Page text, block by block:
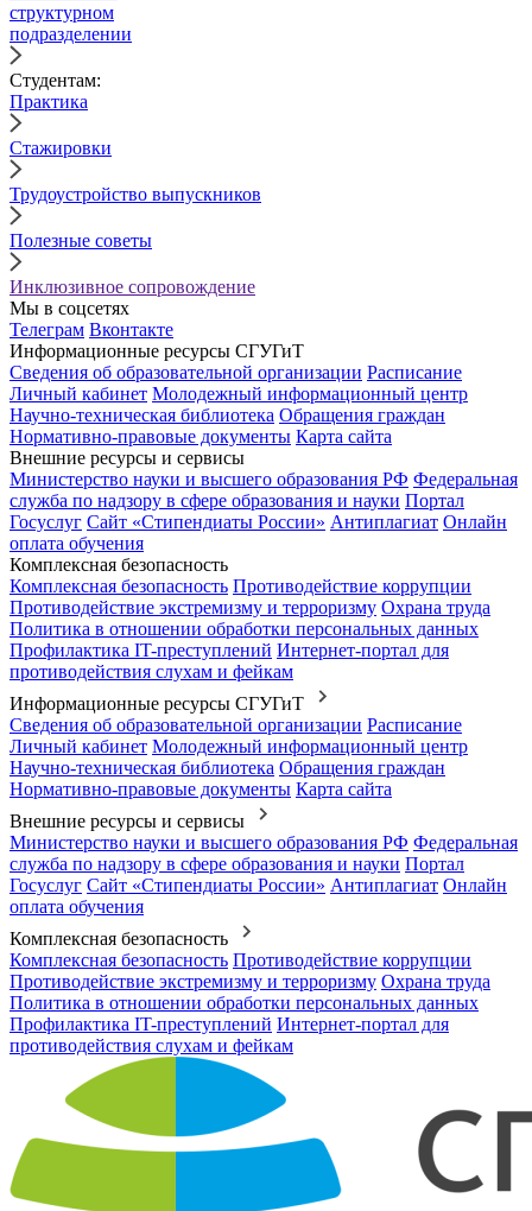
структурном
подразделении
Студентам:
Практика
Стажировки
Трудоустройство выпускников
Полезные советы
Инклюзивное сопровождение
Мы в соцсетях
Телеграм Вконтакте
Информационные ресурсы СГУГиТ
Сведения об образовательной организации Расписание
Личный кабинет Молодежный информационный центр
Научно-техническая библиотека Обращения граждан
Нормативно-правовые документы Карта сайта
Внешние ресурсы и сервисы
Министерство науки и высшего образования РФ Федеральная
служба по надзору в сфере образования и науки Портал
Госуслуг Сайт «Стипендиаты России» Антиплагиат Онлайн
оплата обучения
Комплексная безопасность
Комплексная безопасность Противодействие коррупции
Противодействие экстремизму и терроризму Охрана труда
Политика в отношении обработки персональных данных
Профилактика IT-преступлений Интернет-портал для
противодействия слухам и фейкам
Информационные ресурсы СГУГиТ
Сведения об образовательной организации Расписание
Личный кабинет Молодежный информационный центр
Научно-техническая библиотека Обращения граждан
Нормативно-правовые документы Карта сайта
Внешние ресурсы и сервисы
Министерство науки и высшего образования РФ Федеральная
служба по надзору в сфере образования и науки Портал
Госуслуг Сайт «Стипендиаты России» Антиплагиат Онлайн
оплата обучения
Комплексная безопасность
Комплексная безопасность Противодействие коррупции
Противодействие экстремизму и терроризму Охрана труда
Политика в отношении обработки персональных данных
Профилактика IT-преступлений Интернет-портал для
противодействия слухам и фейкам